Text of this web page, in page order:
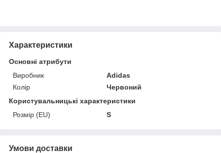
Характеристики
Основні атрибути
Виробник
Adidas
Колір
Червоний
Користувальницькі характеристики
Розмір (EU)
S
Умови доставки